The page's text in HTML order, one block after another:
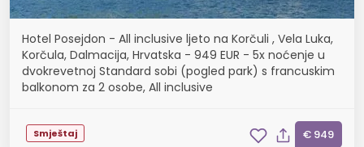
Hotel Posejdon - All inclusive ljeto na Korčuli , Vela Luka,
Korčula, Dalmacija, Hrvatska - 949 EUR - 5x noćenje u
dvokrevetnoj Standard sobi (pogled park) s francuskim
balkonom za 2 osobe, All inclusive
Smještaj € 949